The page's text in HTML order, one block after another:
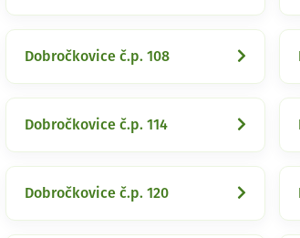
Dobročkovice č.p. 108
Dobročkovice č.p. 114
Dobročkovice č.p. 120